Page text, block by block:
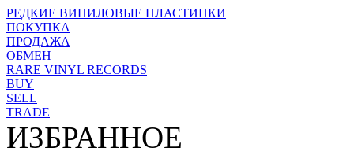
РЕДКИЕ ВИНИЛОВЫЕ ПЛАСТИНКИ
ПОКУПКА
ПРОДАЖА
ОБМЕН
RARE VINYL RECORDS
BUY
SELL
TRADE
ИЗБРАННОЕ